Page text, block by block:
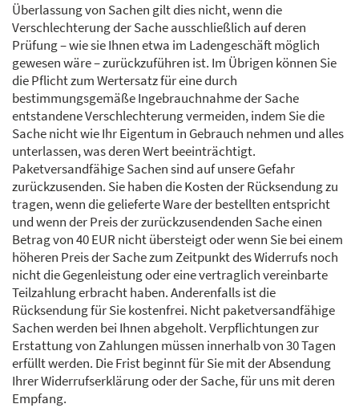
Überlassung von Sachen gilt dies nicht, wenn die
Verschlechterung der Sache ausschließlich auf deren
Prüfung – wie sie Ihnen etwa im Ladengeschäft möglich
gewesen wäre – zurückzuführen ist. Im Übrigen können Sie
die Pflicht zum Wertersatz für eine durch
bestimmungsgemäße Ingebrauchnahme der Sache
entstandene Verschlechterung vermeiden, indem Sie die
Sache nicht wie Ihr Eigentum in Gebrauch nehmen und alles
unterlassen, was deren Wert beeinträchtigt.
Paketversandfähige Sachen sind auf unsere Gefahr
zurückzusenden. Sie haben die Kosten der Rücksendung zu
tragen, wenn die gelieferte Ware der bestellten entspricht
und wenn der Preis der zurückzusendenden Sache einen
Betrag von 40 EUR nicht übersteigt oder wenn Sie bei einem
höheren Preis der Sache zum Zeitpunkt des Widerrufs noch
nicht die Gegenleistung oder eine vertraglich vereinbarte
Teilzahlung erbracht haben. Anderenfalls ist die
Rücksendung für Sie kostenfrei. Nicht paketversandfähige
Sachen werden bei Ihnen abgeholt. Verpflichtungen zur
Erstattung von Zahlungen müssen innerhalb von 30 Tagen
erfüllt werden. Die Frist beginnt für Sie mit der Absendung
Ihrer Widerrufserklärung oder der Sache, für uns mit deren
Empfang.